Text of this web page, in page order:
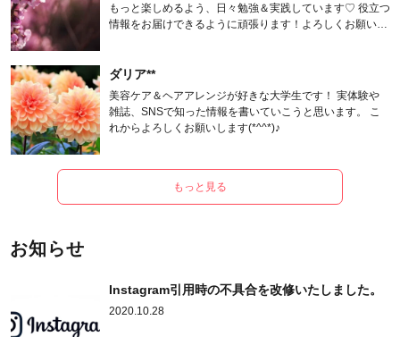
もっと楽しめるよう、日々勉強＆実践しています♡ 役立つ
情報をお届けできるように頑張ります！よろしくお願いし
ダリア**
美容ケア＆ヘアアレンジが好きな大学生です！ 実体験や
雑誌、SNSで知った情報を書いていこうと思います。 こ
れからよろしくお願いします(*^^*)♪
もっと見る
お知らせ
Instagram引用時の不具合を改修いたしました。
2020.10.28